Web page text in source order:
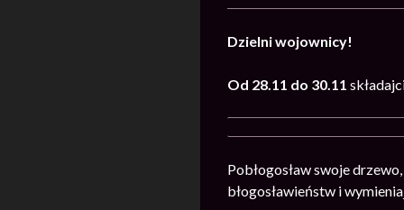
Dzielni wojownicy!
Od 28.11 do 30.11
Pobłogosław swoje
błogosławieństw i